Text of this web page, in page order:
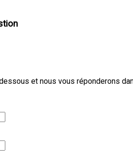
et nous vous réponderons